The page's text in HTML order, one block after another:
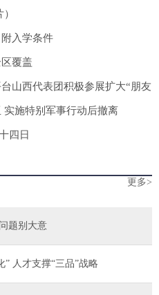
入学条件
覆盖
山西代表团积极参展扩大“朋友
施特别军事行动后撤离
四日
更多>
题别大意
人才支撑“三品”战略